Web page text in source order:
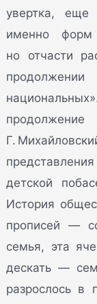
увертка,
именно форм
но отчасти
Г.
детской
История
прописей —
семья, эта
дескать —
разрослось в